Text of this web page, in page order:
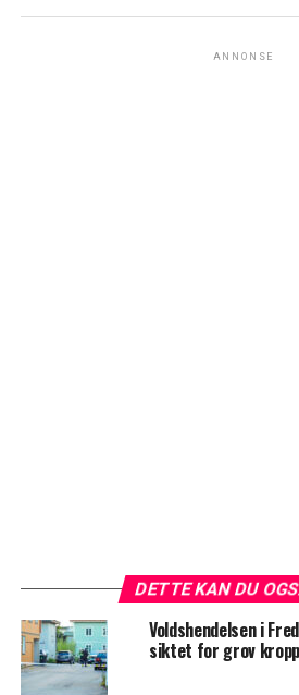
ANNONSE
DETTE KAN DU
Voldshendelsen i
siktet for grov